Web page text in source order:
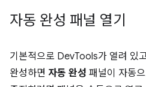
자동 완성 패널 열기
기본적으로 DevTools가 열려 있
완성하면 자동 완성 패널이 자동